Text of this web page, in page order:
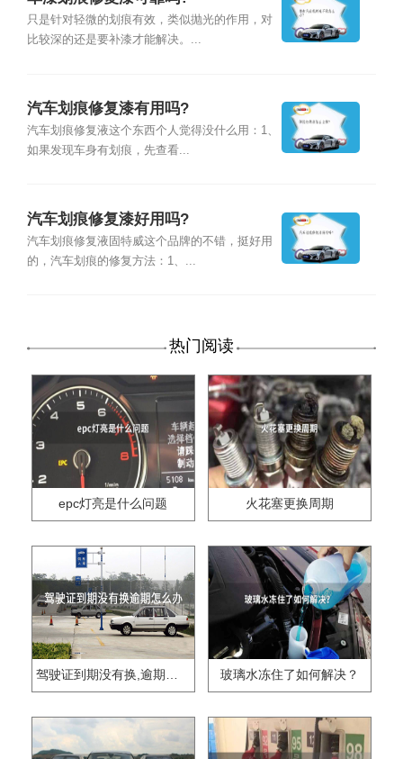
只是针对轻微的划痕有效，类似抛光的作用，对
比较深的还是要补漆才能解决。...
汽车划痕修复漆有用吗?
汽车划痕修复液这个东西个人觉得没什么用：1、
如果发现车身有划痕，先查看...
汽车划痕修复漆好用吗?
汽车划痕修复液固特威这个品牌的不错，挺好用
的，汽车划痕的修复方法：1、...
热门阅读
epc灯亮是什么问题 火花塞更换周期
驾驶证到期没有换,逾期怎么办?? 玻璃水冻住了如何解决？